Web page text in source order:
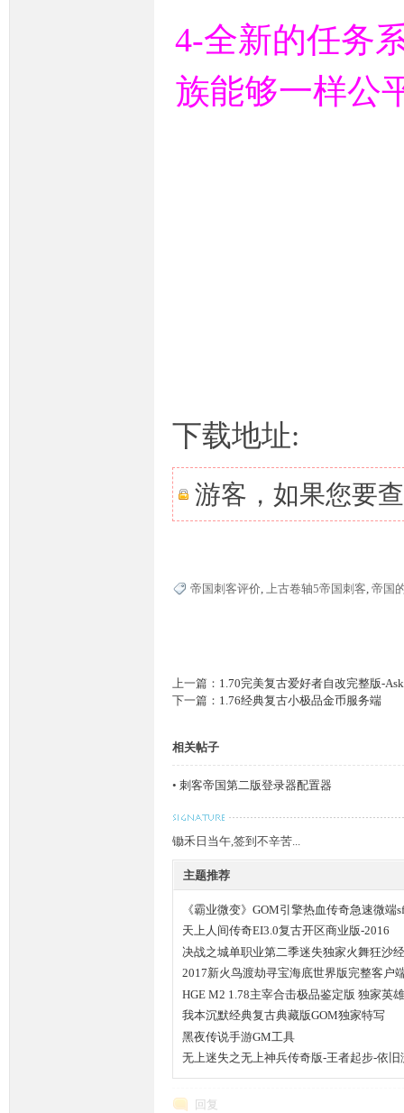
4-全新的任务
族能够一样公
下载地址:
游客，如果您要
帝国刺客评价, 上古卷轴5帝国刺客, 帝国
上一篇： 1.70完美复古爱好者自改完整版-
下一篇： 1.76经典复古小极品金币服务端
相关帖子
• 刺客帝国第二版登录器配置器
锄禾日当午,签到不辛苦...
主题推荐
《霸业微变》GOM引擎热血传奇急速微端
天上人间传奇EI3.0复古开区商业版-2016
决战之城单职业第二季迷失独家火舞狂沙
2017新火鸟渡劫寻宝海底世界版完整客户
HGE M2 1.78主宰合击极品鉴定版 独家英
我本沉默经典复古典藏版GOM独家特写
黑夜传说手游GM工具
无上迷失之无上神兵传奇版-王者起步-依
回复